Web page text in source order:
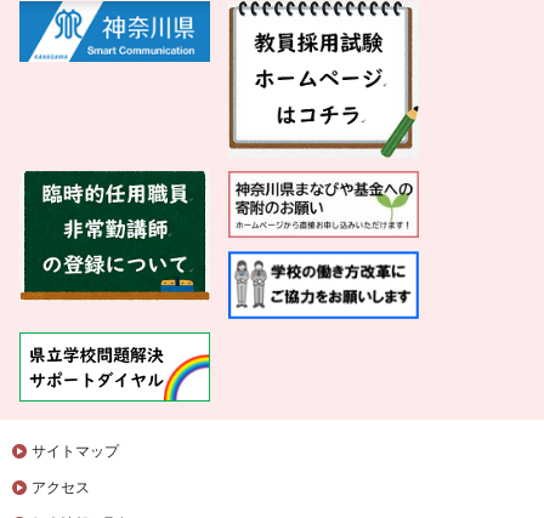
サイトマップ
アクセス